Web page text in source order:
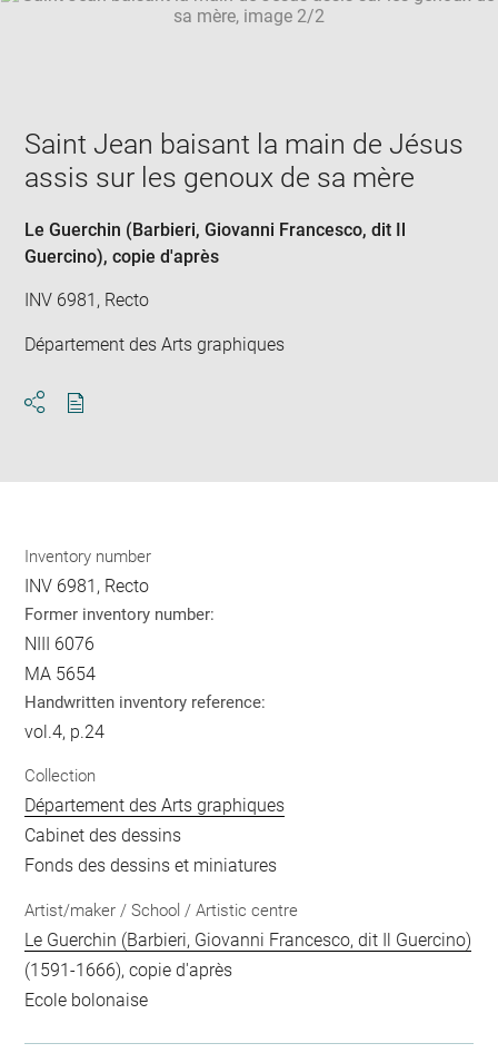
Saint Jean baisant la main de Jésus
assis sur les genoux de sa mère
Le Guerchin (Barbieri, Giovanni Francesco, dit Il
Guercino), copie d'après
INV 6981, Recto
Département des Arts graphiques
Inventory number
INV 6981, Recto
Former inventory number:
NIII 6076
MA 5654
Handwritten inventory reference:
vol.4, p.24
Collection
Département des Arts graphiques
Cabinet des dessins
Fonds des dessins et miniatures
Artist/maker / School / Artistic centre
Le Guerchin (Barbieri, Giovanni Francesco, dit Il Guercino)
(1591-1666), copie d'après
Ecole bolonaise